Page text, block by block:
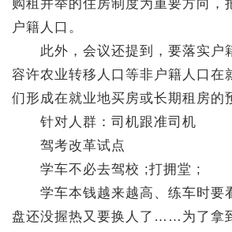
购租并举的住房制度为重要方向，
户籍人口。
此外，会议还提到，要落实户
容许农业转移人口等非户籍人口在
们形成在就业地买房或长期租房的
针对人群：司机跟准司机
驾考改革试点
学车不必去驾校 ;打拥堂 ;
学车本钱越来越高、练车时要
盘还没握热又要换人了……为了拿